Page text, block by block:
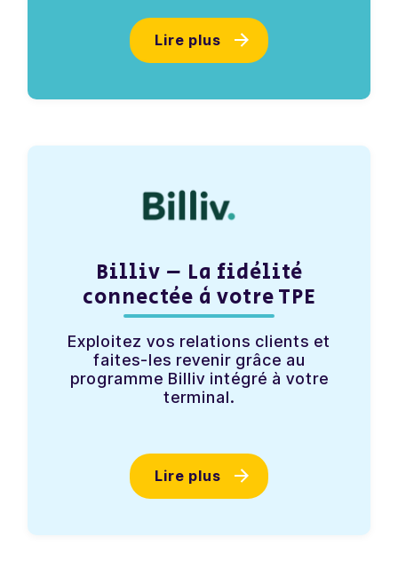
Lire plus
Billiv – La fidélité
connectée à votre TPE
Exploitez vos relations clients et
faites-les revenir grâce au
programme Billiv intégré à votre
terminal.
Lire plus